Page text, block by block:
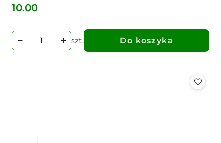
Cena:
10.00
szt. Do koszyka